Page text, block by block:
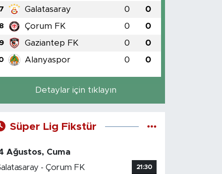
7 Galatasaray 0 0
8 Çorum FK 0 0
9 Gaziantep FK 0 0
Alanyaspor 0 0
Detaylar için tıklayın
Süper Lig Fikstür
Ağustos, Cuma
- Çorum FK
21:30